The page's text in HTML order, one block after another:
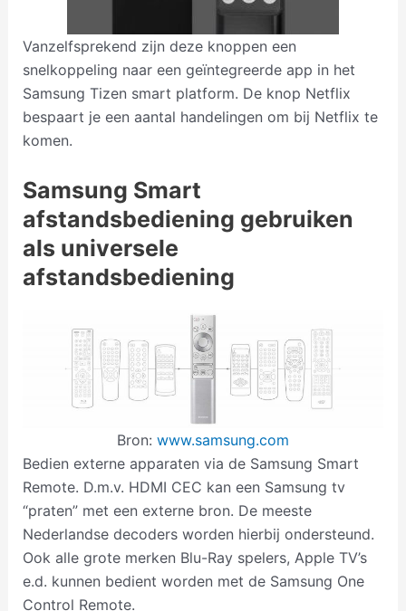
Vanzelfsprekend zijn deze knoppen een
snelkoppeling naar een geïntegreerde app in het
Samsung Tizen smart platform. De knop Netflix
bespaart je een aantal handelingen om bij Netflix te
komen.
Samsung Smart
afstandsbediening gebruiken
als universele
afstandsbediening
Bron: www.samsung.com
Bedien externe apparaten via de Samsung Smart
Remote. D.m.v. HDMI CEC kan een Samsung tv
“praten” met een externe bron. De meeste
Nederlandse decoders worden hierbij ondersteund.
Ook alle grote merken Blu-Ray spelers, Apple TV’s
e.d. kunnen bedient worden met de Samsung One
Control Remote.